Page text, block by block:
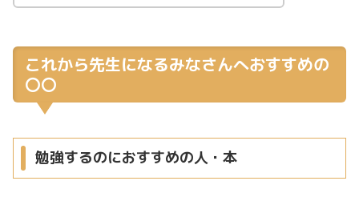
これから先生になるみなさんへおすすめの
〇〇
勉強するのにおすすめの人・本